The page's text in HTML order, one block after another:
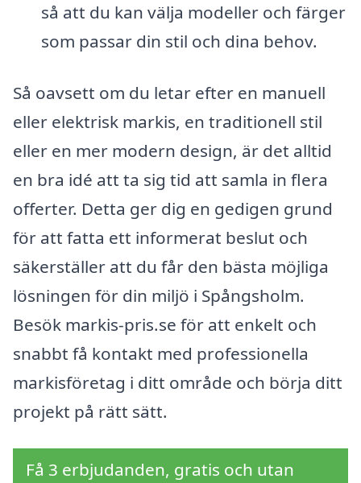
så att du kan välja modeller och färger
som passar din stil och dina behov.
Så oavsett om du letar efter en manuell
eller elektrisk markis, en traditionell stil
eller en mer modern design, är det alltid
en bra idé att ta sig tid att samla in flera
offerter. Detta ger dig en gedigen grund
för att fatta ett informerat beslut och
säkerställer att du får den bästa möjliga
lösningen för din miljö i Spångsholm.
Besök markis-pris.se för att enkelt och
snabbt få kontakt med professionella
markisföretag i ditt område och börja ditt
projekt på rätt sätt.
Få 3 erbjudanden, gratis och utan